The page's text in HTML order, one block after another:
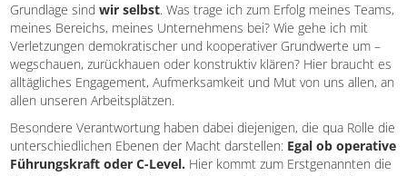
Grundlage sindwir selbst. Was trage ich zum Erfolg meines Teams,
meines Bereichs, meines Unternehmens bei? Wie gehe ich mit
Verletzungen demokratischer und kooperativer Grundwerte um –
wegschauen, zurückhauen oder konstruktiv klären? Hier braucht es
alltägliches Engagement, Aufmerksamkeit und Mut von uns allen, an
allen unseren Arbeitsplätzen.
Besondere Verantwortung haben dabei diejenigen, die qua Rolle die
unterschiedlichen Ebenen der Macht darstellen: Egal ob operative
Führungskraft oder C-Level. Hier kommt zum Erstgenannten die